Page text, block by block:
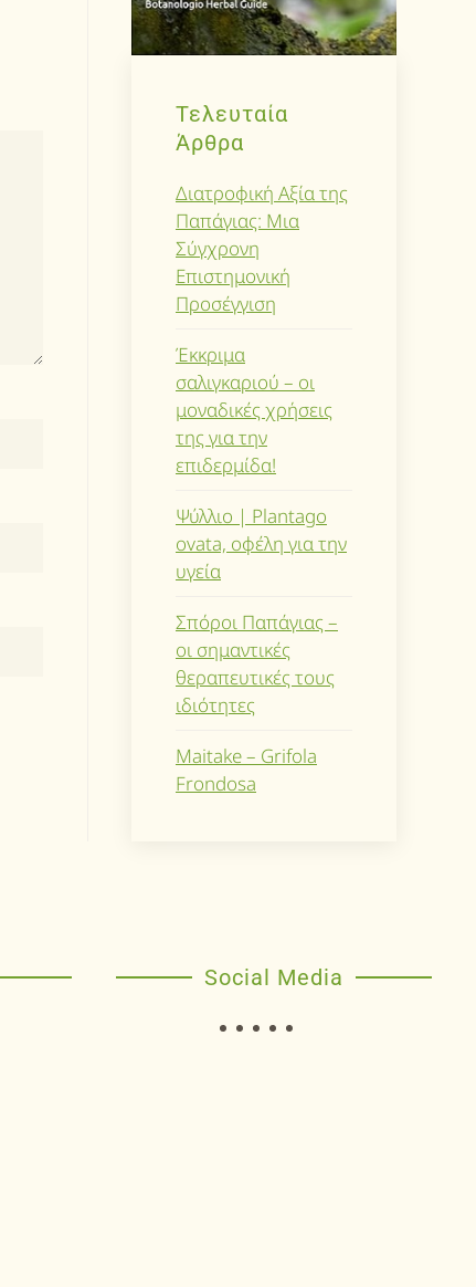
Τελευταία
Άρθρα
Διατροφική Αξία της
Παπάγιας: Μια
Σύγχρονη
Επιστημονική
Προσέγγιση
Έκκριμα
σαλιγκαριού – οι
μοναδικές χρήσεις
της για την
επιδερμίδα!
Ψύλλιο | Plantago
ovata, οφέλη για την
υγεία
Σπόροι Παπάγιας –
οι σημαντικές
θεραπευτικές τους
ιδιότητες
Maitake – Grifola
Frondosa
Social Media